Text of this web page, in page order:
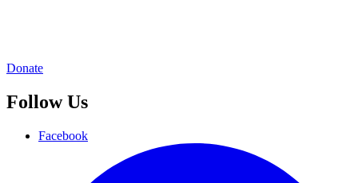
Donate
Follow Us
Facebook